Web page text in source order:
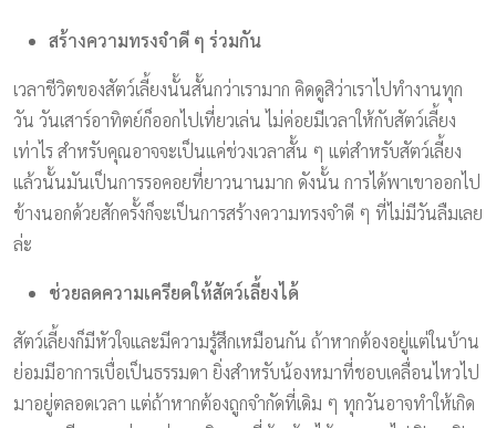
สร้างความทรงจำดี ๆ ร่วมกัน
เวลาชีวิตของสัตว์เลี้ยงนั้นสั้นกว่าเรามาก คิดดูสิว่าเราไปทำงานทุก
วัน วันเสาร์อาทิตย์ก็ออกไปเที่ยวเล่น ไม่ค่อยมีเวลาให้กับสัตว์เลี้ยง
เท่าไร สำหรับคุณอาจจะเป็นแค่ช่วงเวลาสั้น ๆ แต่สำหรับสัตว์เลี้ยง
แล้วนั้นมันเป็นการรอคอยที่ยาวนานมาก ดังนั้น การได้พาเขาออกไป
ข้างนอกด้วยสักครั้งก็จะเป็นการสร้างความทรงจำดี ๆ ที่ไม่มีวันลืมเลย
ล่ะ
ช่วยลดความเครียดให้สัตว์เลี้ยงได้
สัตว์เลี้ยงก็มีหัวใจและมีความรู้สึกเหมือนกัน ถ้าหากต้องอยู่แต่ในบ้าน
ย่อมมีอาการเบื่อเป็นธรรมดา ยิ่งสำหรับน้องหมาที่ชอบเคลื่อนไหวไป
มาอยู่ตลอดเวลา แต่ถ้าหากต้องถูกจำกัดที่เดิม ๆ ทุกวันอาจทำให้เกิด